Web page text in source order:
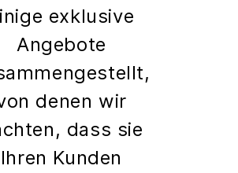
exklusive
Angebote
denen wir
dass sie
Ihren Kunden